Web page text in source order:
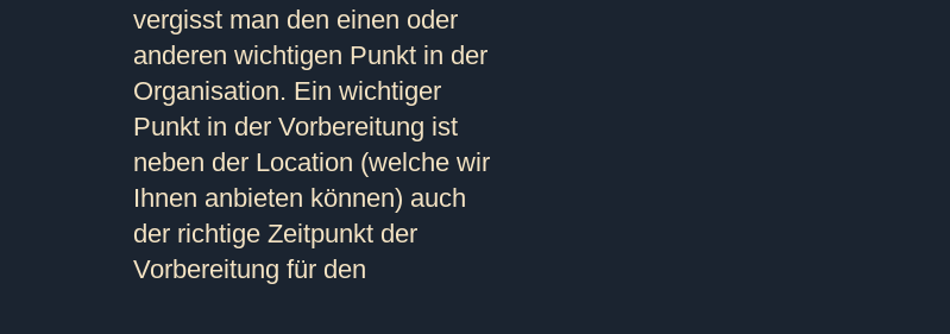
vergisst man den einen oder
anderen wichtigen Punkt in der
Organisation. Ein wichtiger
Punkt in der Vorbereitung ist
neben der Location (welche wir
Ihnen anbieten können) auch
der richtige Zeitpunkt der
Vorbereitung für den